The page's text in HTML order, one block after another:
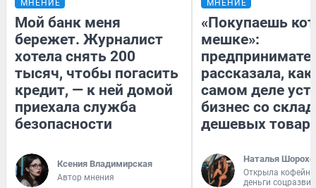
МНЕНИЕ
Мой банк меня
бережет. Журналист
хотела снять 200
тысяч, чтобы погасить
кредит, — к ней домой
приехала служба
безопасности
Ксения Владимирская
Автор мнения
МНЕНИЕ
«Покупаешь
мешке»:
рассказала, как
самом деле
бизнес со
дешевых
Наталья
Открыла
деньги